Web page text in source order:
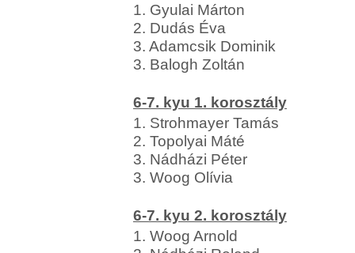
1. Gyulai Márton
2. Dudás Éva
3. Adamcsik Dominik
3. Balogh Zoltán
6-7. kyu 1. korosztály
1. Strohmayer Tamás
2. Topolyai Máté
3. Nádházi Péter
3. Woog Olívia
6-7. kyu 2. korosztály
1. Woog Arnold